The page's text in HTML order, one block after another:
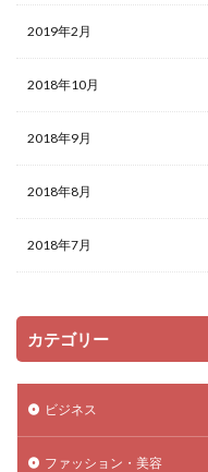
2019年2月
2018年10月
2018年9月
2018年8月
2018年7月
カテゴリー
ビジネス
ファッション・美容